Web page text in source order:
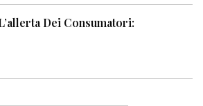
Dei Consumatori: